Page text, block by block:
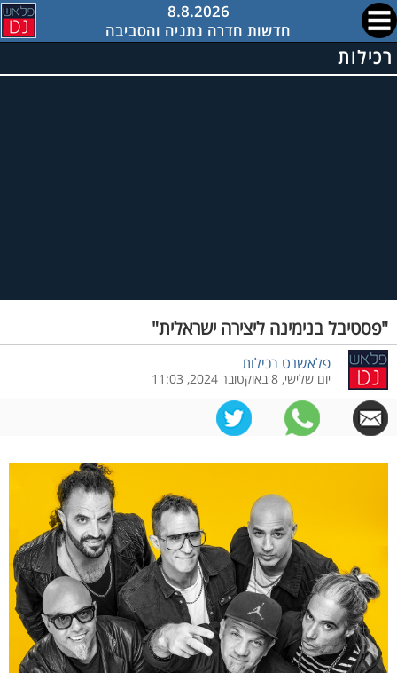
8.8.2026
חדשות חדרה נתניה והסביבה
רכילות
"פסטיבל בנימינה ליצירה ישראלית"
פלאשנט רכילות
יום שלישי, 8 באוקטובר 2024, 11:03